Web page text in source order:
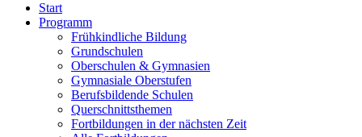
Start
Programm
Frühkindliche Bildung
Grundschulen
Oberschulen & Gymnasien
Gymnasiale Oberstufen
Berufsbildende Schulen
Querschnittsthemen
Fortbildungen in der nächsten Zeit